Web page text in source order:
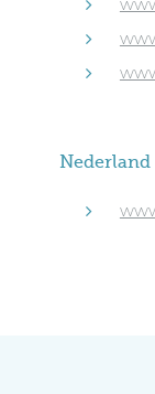
Nederland